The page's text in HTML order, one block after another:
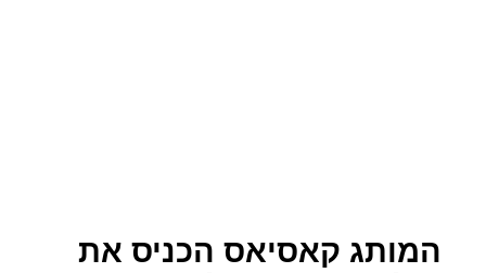
המותגקאסיאסהכניס את